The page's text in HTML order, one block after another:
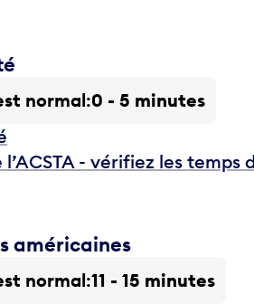
normal 0 - 5 minutes
- vérifiez les temps
américaines
normal 11 - 15 minutes